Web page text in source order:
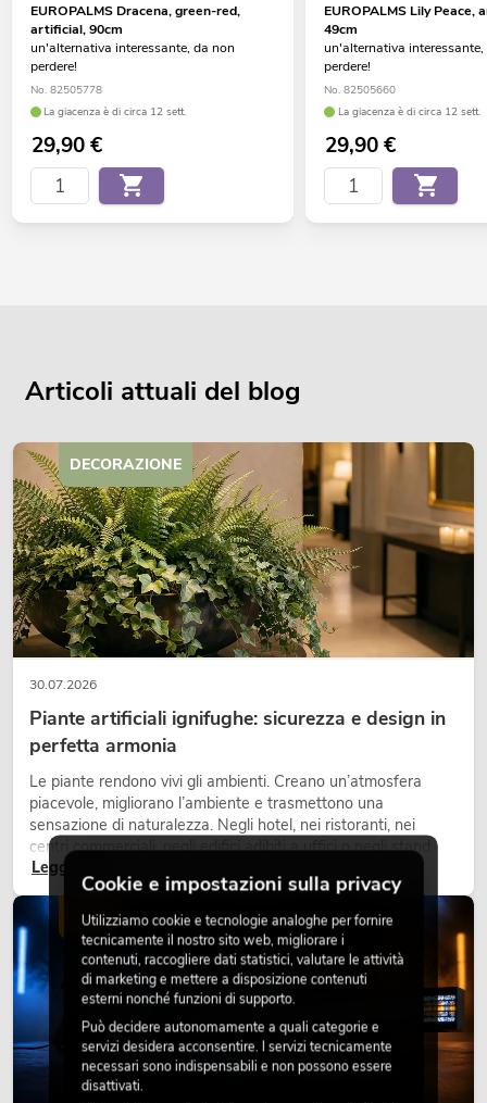
EUROPALMS Dracena, green-red,
artificial, 90cm
un'alternativa interessante, da non
perdere!
No. 82505778
La giacenza è di circa 12 sett.
29,90€
EUROPALMS Lily Peace,
49cm
un'alternativa
perdere!
No. 82505660
La giacenza è di circa 12 sett.
29,90€
Articoli attuali del blog
30.07.2026
Piante artificiali ignifughe: sicurezza e design in
perfetta armonia
Le piante rendono vivi gli ambienti. Creano un’atmosfera
piacevole, migliorano l’ambiente e trasmettono una
sensazione di naturalezza. Negli hotel, nei ristoranti, nei
centri commerciali, negli edifici adibiti a uffici o negli stand
fieristici, una vegetazione di alta qualità è ormai parte
integrante dei moderni progetti di arredamento.
Leggi ora
DECORAZIONE
LUCE
Cookie e impostazioni sulla privacy
Utilizziamo cookie e tecnologie analoghe per fornire
tecnicamente il nostro sito web, migliorare i
contenuti, raccogliere dati statistici, valutare le attività
di marketing e mettere a disposizione contenuti
esterni nonché funzioni di supporto.
Può decidere autonomamente a quali categorie e
servizi desidera acconsentire. I servizi tecnicamente
necessari sono indispensabili e non possono essere
disattivati.